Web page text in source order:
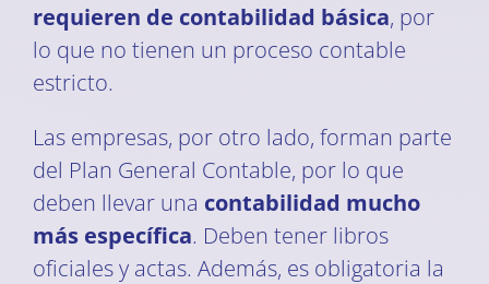
requieren de contabilidad básica, por
lo que no tienen un proceso contable
estricto.
Las empresas, por otro lado, forman parte
del Plan General Contable, por lo que
deben llevar una contabilidad mucho
más específica. Deben tener libros
oficiales y actas. Además, es obligatoria la